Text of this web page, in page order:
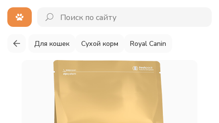
Для кошек Сухой корм Royal Canin